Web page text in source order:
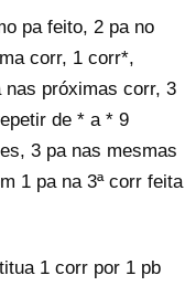
pa feito, 2 pa no
corr, 1 corr*,
próximas corr, 3
de * a * 9
3 pa nas mesmas
1 pa na 3ª corr feita
1 corr por 1 pb